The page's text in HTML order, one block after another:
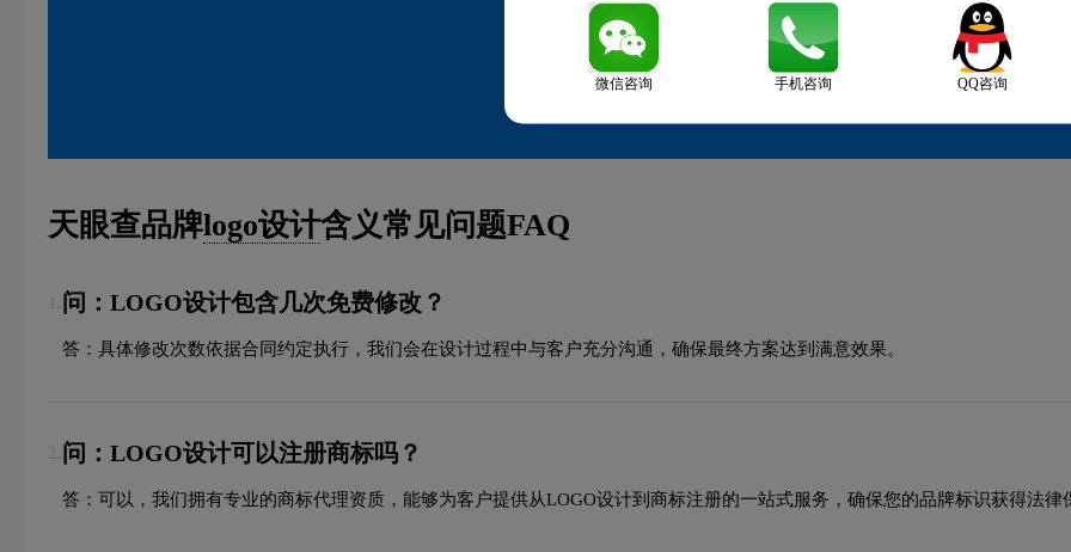
天眼查品牌logo设计含义常见问题FAQ
问：LOGO设计包含几次免费修改？
答：具体修改次数依据合同约定执行，我们会在设计过程中与客户充分沟通，确保最终方案达到满意效果。
2. 问：LOGO设计可以注册商标吗？
答：可以，我们拥有专业的商标代理资质，能够为客户提供从LOGO设计到商标注册的一站式服务，确保您的品牌标识获得法律
微信咨询 手机咨询 QQ咨询